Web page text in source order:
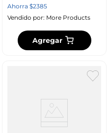
Ahorra $2385
Vendido por: More Products
Agregar